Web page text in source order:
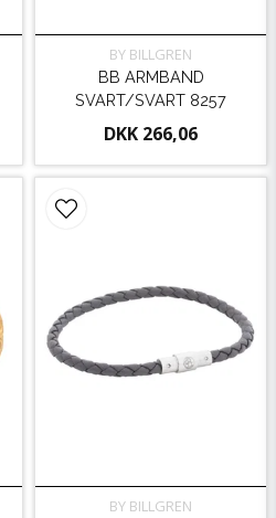
BY BILLGREN
BB ARMBAND
SVART/SVART 8257
DKK 266,06
BY BILLGREN